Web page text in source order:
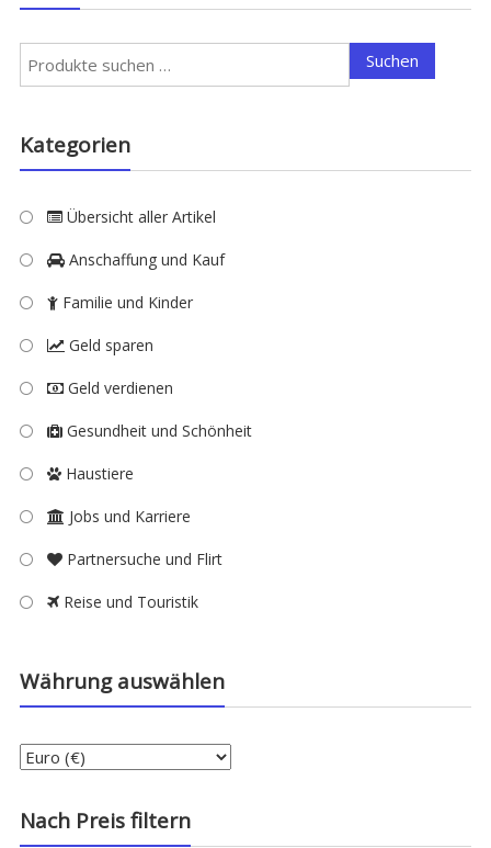
Suchen
nach:
Suchen
Kategorien
Übersicht aller Artikel
Anschaffung und Kauf
Familie und Kinder
Geld sparen
Geld verdienen
Gesundheit und Schönheit
Haustiere
Jobs und Karriere
Partnersuche und Flirt
Reise und Touristik
Währung auswählen
Nach Preis filtern